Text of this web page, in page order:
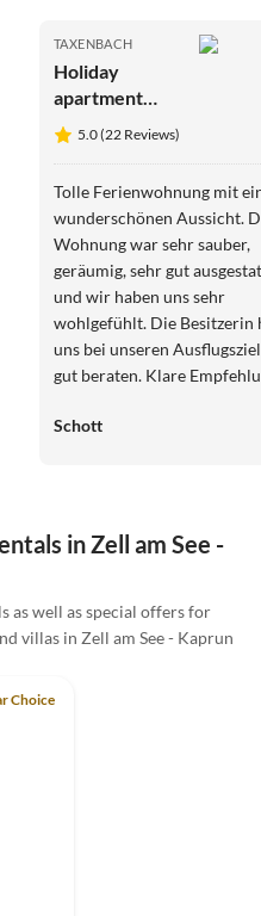
TAXENBACH
Holiday
apartment
Plaickner
5.0 (22 Reviews)
Tolle Ferienwohnung mit
wunderschönen Aussicht.
Wohnung war sehr sauber,
geräumig, sehr gut
und wir haben uns sehr
wohlgefühlt. Die Besitzerin
uns bei unseren
gut beraten. Klare
Schott
in Zell am See -
as well as special offers for
villas in Zell am See - Kaprun
Choice